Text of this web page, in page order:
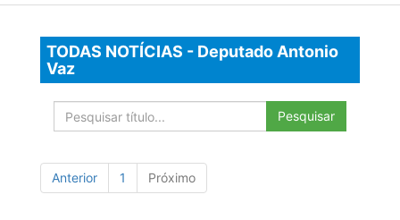
TODAS NOTÍCIAS - Deputado Antonio
Vaz
Pesquisar
Anterior 1 Próximo